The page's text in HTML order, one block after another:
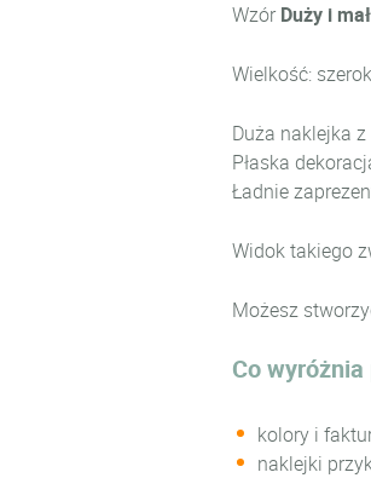
Wzór Duży i
Wielkość:
Duża naklejka
Płaska
Ładnie
Widok takiego
Możesz
Co
kolory i
naklejki